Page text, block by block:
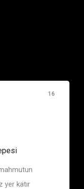
16
Yerler
yer katır